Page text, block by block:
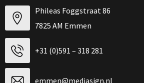
Phileas Foggstraat 86
7825 AM Emmen
+31 (0)591 – 318 281
emmen@mediasign.nl